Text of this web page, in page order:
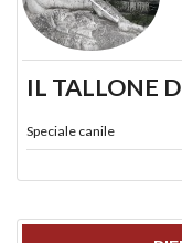
IL TALLONE
Speciale canile